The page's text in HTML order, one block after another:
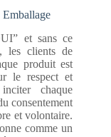
Emballage
et sans ce
les clients de
produit est
le respect et
chaque
consentement
et volontaire.
comme un